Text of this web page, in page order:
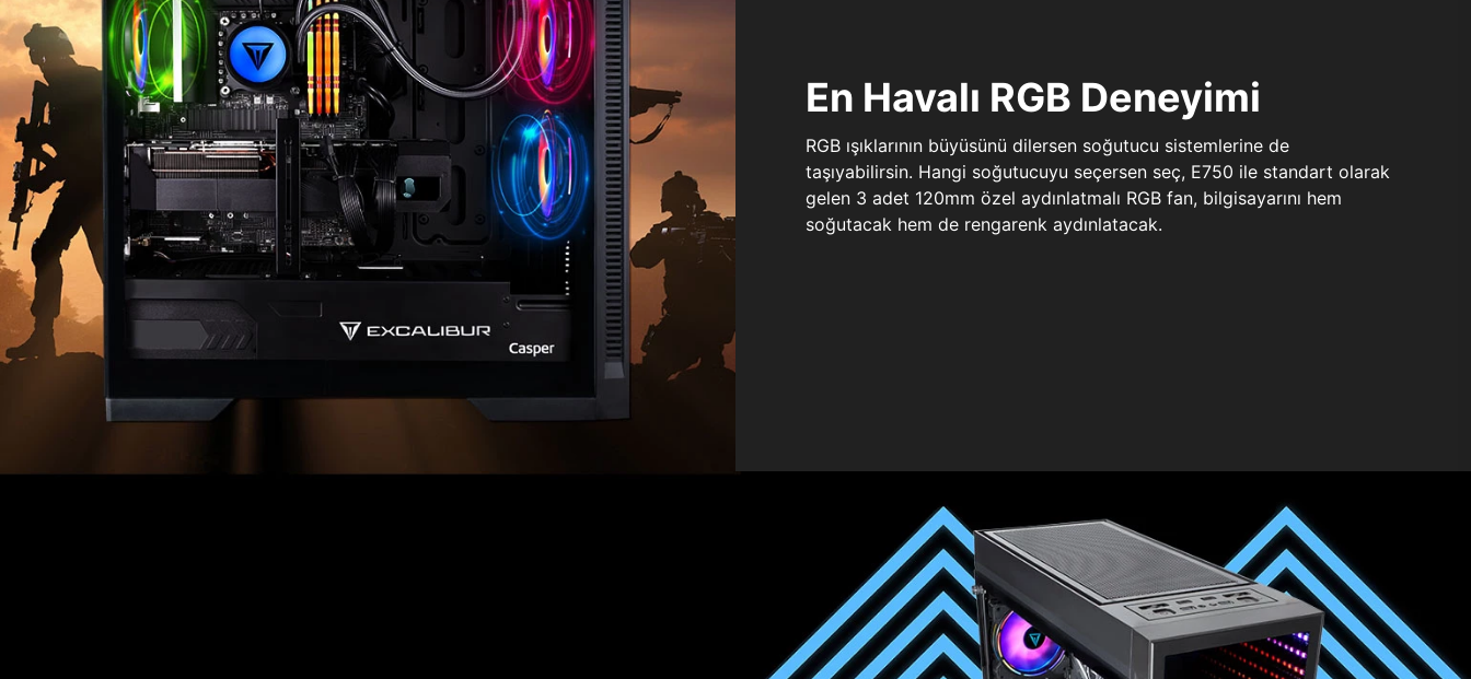
En Havalı RGB Deneyimi
RGB ışıklarının büyüsünü dilersen soğutucu sistemlerine de
taşıyabilirsin. Hangi soğutucuyu seçersen seç, E750 ile standart olarak
gelen 3 adet 120mm özel aydınlatmalı RGB fan, bilgisayarını hem
soğutacak hem de rengarenk aydınlatacak.